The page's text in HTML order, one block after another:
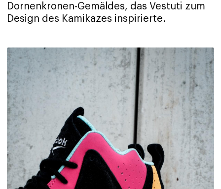
Dornenkronen-Gemäldes, das Vestuti zum
Design des Kamikazes inspirierte.